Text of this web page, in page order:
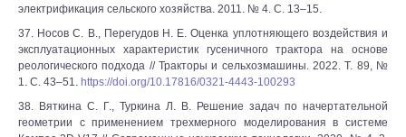
электрификация сельского хозяйства. 2011. № 4. С. 13–15.
37. Носов С. В., Перегудов Н. Е. Оценка уплотняющего воздействия и
эксплуатационных характеристик гусеничного трактора на основе
реологического подхода // Тракторы и сельхозмашины. 2022. Т. 89, №
1. С. 43–51. https://doi.org/10.17816/0321-4443-100293
38. Вяткина С. Г., Туркина Л. В. Решение задач по начертательной
геометрии с применением трехмерного моделирования в системе